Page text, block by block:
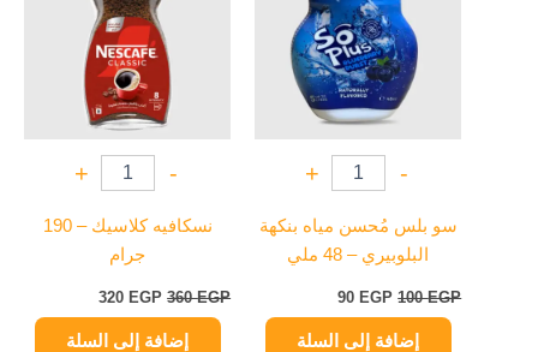
-
+
سو بلس مُحسن مياه بنكهة
البلوبيري – 48 ملي
100EGP
90 EGP
إضافة إلى السلة
-
+
نسكافيه كلاسيك – 190
جرام
360EGP
320 EGP
إضافة إلى السلة